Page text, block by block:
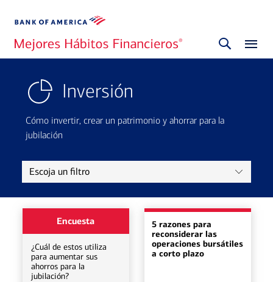
Inversión
Cómo invertir, crear un patrimonio y ahorrar para la
jubilación
Escoja un filtro
Encuesta
¿Cuál de estos utiliza
para aumentar sus
ahorros para la
jubilación?
5 razones para
reconsiderar las
operaciones bursátiles
a corto plazo